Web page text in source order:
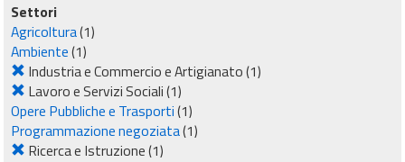
Settori
Agricoltura(1)
Ambiente(1)
Industria e Commercio e Artigianato(1)
Lavoro e Servizi Sociali(1)
Opere Pubbliche e Trasporti(1)
Programmazione negoziata(1)
Ricerca e Istruzione(1)